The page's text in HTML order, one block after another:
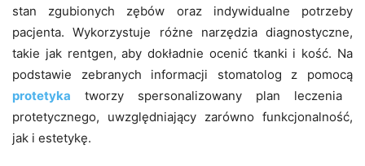
stan zgubionych zębów oraz indywidualne potrzeby
pacjenta. Wykorzystuje różne narzędzia diagnostyczne,
takie jak rentgen, aby dokładnie ocenić tkanki i kość. Na
podstawie zebranych informacji stomatolog z pomocą
protetyka tworzy spersonalizowany plan leczenia
protetycznego, uwzględniający zarówno funkcjonalność,
jak i estetykę.